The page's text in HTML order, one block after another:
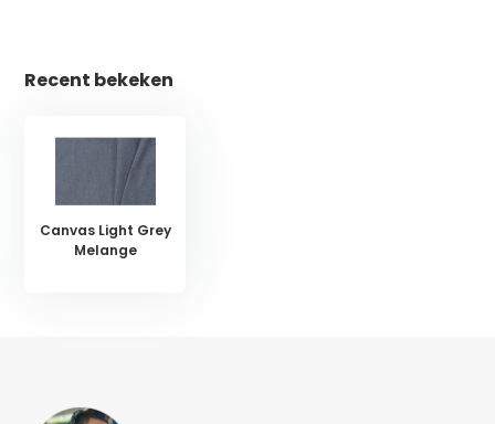
Recent bekeken
Canvas Light Grey
Melange